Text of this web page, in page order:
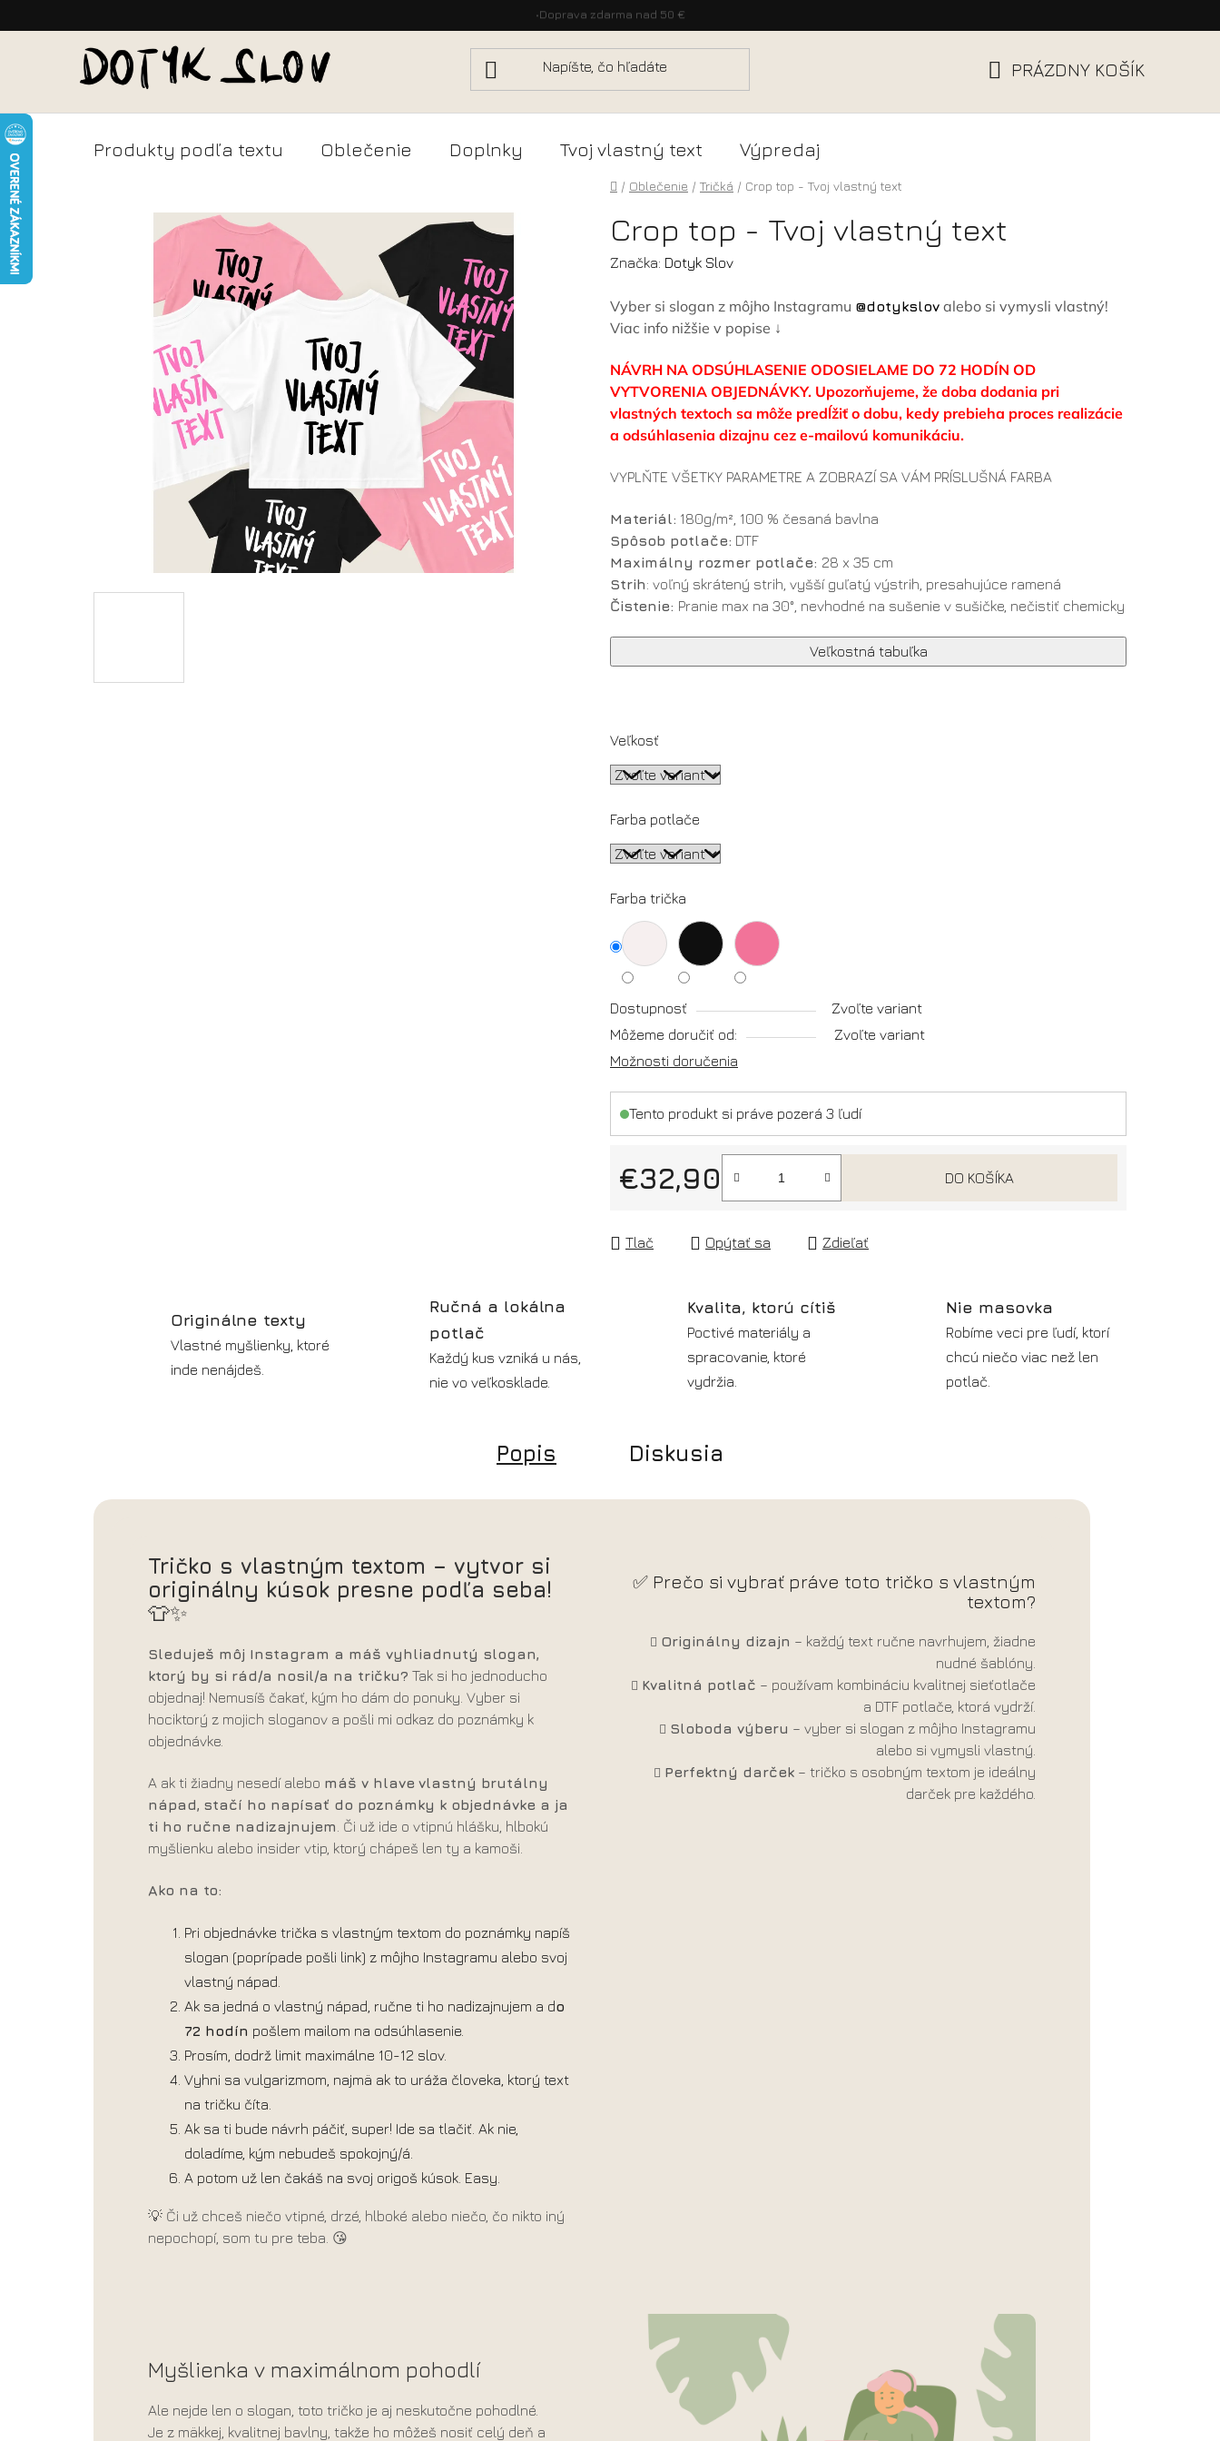
•Doprava zdarma nad 50 €
na
PRÁZDNY KOŠÍK
Produkty podľa textu Oblečenie Doplnky Tvoj vlastný text Výpredaj
Domov
/ Oblečenie / Tričká / Crop top - Tvoj vlastný text
Crop top - Tvoj vlastný text
Značka: Dotyk Slov
Vyber si slogan z môjho Instagramu @dotykslov alebo si vymysli vlastný!
Viac info nižšie v popise ↓
NÁVRH NA ODSÚHLASENIE ODOSIELAME DO 72 HODÍN OD
VYTVORENIA OBJEDNÁVKY. Upozorňujeme, že doba dodania pri
vlastných textoch sa môže predĺžiť o dobu, kedy prebieha proces realizácie
a odsúhlasenia dizajnu cez e-mailovú komunikáciu.
VYPLŇTE VŠETKY PARAMETRE A ZOBRAZÍ SA VÁM PRÍSLUŠNÁ FARBA
Materiál: 180g/m², 100 % česaná bavlna
Spôsob potlače: DTF
Maximálny rozmer potlače: 28 x 35 cm
Strih: voľný skrátený strih, vyšší guľatý výstrih, presahujúce ramená
Čistenie: Pranie max na 30°, nevhodné na sušenie v sušičke, nečistiť chemicky
Veľkostná tabuľka
Veľkosť
Farba potlače
Farba trička
Dostupnosť
Zvoľte variant
Môžeme doručiť od:
Zvoľte variant
Možnosti doručenia
Tento produkt si práve pozerá 3 ľudí
€32,90
Jednotková cena:
DO KOŠÍKA
Tlač Opýtať sa Zdieľať
Originálne texty
Vlastné myšlienky, ktoré
inde nenájdeš.
Ručná a lokálna
potlač
Každý kus vzniká u nás,
nie vo veľkosklade.
Kvalita, ktorú cítiš
Poctivé materiály a
spracovanie, ktoré
vydržia.
Nie masovka
Robíme veci pre ľudí, ktorí
chcú niečo viac než len
potlač.
Popis Diskusia
Tričko s vlastným textom – vytvor si
originálny kúsok presne podľa seba!
👕✨
Sleduješ môj Instagram a máš vyhliadnutý slogan,
ktorý by si rád/a nosil/a na tričku? Tak si ho jednoducho
objednaj! Nemusíš čakať, kým ho dám do ponuky. Vyber si
hociktorý z mojich sloganov a pošli mi odkaz do poznámky k
objednávke.
A ak ti žiadny nesedí alebo máš v hlave vlastný brutálny
nápad, stačí ho napísať do poznámky k objednávke a ja
ti ho ručne nadizajnujem . Či už ide o vtipnú hlášku, hlbokú
myšlienku alebo insider vtip, ktorý chápeš len ty a kamoši.
Ako na to:
Pri objednávke trička s vlastným textom do poznámky napíš
slogan (poprípade pošli link) z môjho Instagramu alebo svoj
vlastný nápad.
Ak sa jedná o vlastný nápad, ručne ti ho nadizajnujem a do
72 hodín pošlem mailom na odsúhlasenie.
Prosím, dodrž limit maximálne 10-12 slov.
Vyhni sa vulgarizmom, najmä ak to uráža človeka, ktorý text
na tričku číta.
Ak sa ti bude návrh páčiť, super! Ide sa tlačiť. Ak nie,
doladíme, kým nebudeš spokojný/á.
A potom už len čakáš na svoj origoš kúsok. Easy.
💡 Či už chceš niečo vtipné, drzé, hlboké alebo niečo, čo nikto iný
nepochopí, som tu pre teba. 😘
✅ Prečo si vybrať práve toto tričko s vlastným
textom?
Originálny dizajn – každý text ručne navrhujem, žiadne
nudné šablóny.
Kvalitná potlač – používam kombináciu kvalitnej sieťotlače
a DTF potlače, ktorá vydrží.
Sloboda výberu – vyber si slogan z môjho Instagramu
alebo si vymysli vlastný.
Perfektný darček – tričko s osobným textom je ideálny
darček pre každého.
Myšlienka v maximálnom pohodlí
Ale nejde len o slogan, toto tričko je aj neskutočne pohodlné.
Je z mäkkej, kvalitnej bavlny, takže ho môžeš nosiť celý deň a